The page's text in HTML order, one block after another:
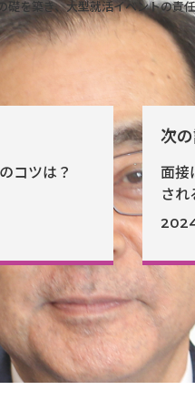
礎を築き、大型就活イベントの責
コツは？
次
面接
さ
が、